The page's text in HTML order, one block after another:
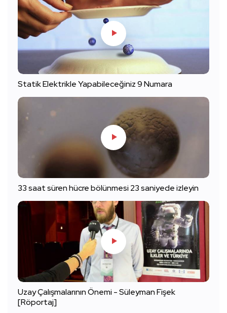
Statik Elektrikle Yapabileceğiniz 9 Numara
33 saat süren hücre bölünmesi 23 saniyede izleyin
Uzay Çalışmalarının Önemi - Süleyman Fişek
[Röportaj]